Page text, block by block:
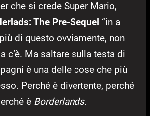
che si crede Super Mario,
The Pre-Sequel “in a
più di questo ovviamente, non
c’è. Ma saltare sulla testa di
è una delle cose che più
Perché è divertente, perché
è Borderlands.